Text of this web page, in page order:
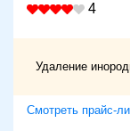
4
Удаление
Смотреть прайс-